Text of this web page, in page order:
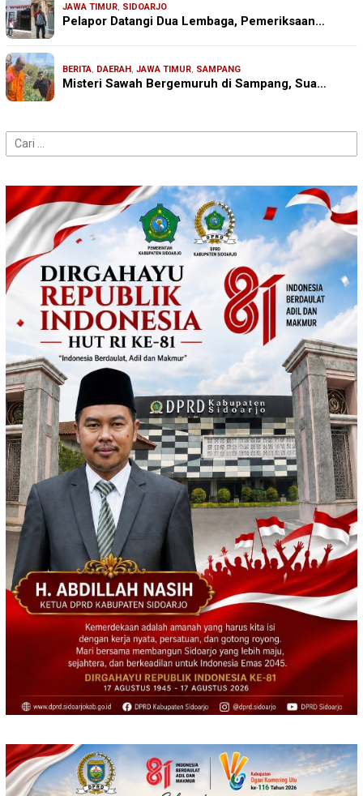
JAWA TIMUR, SIDOARJO
Pelapor Datangi Dua Lembaga, Pemeriksaan…
BERITA, DAERAH, JAWA TIMUR, SAMPANG
Misteri Sawah Bergemuruh di Sampang, Sua…
Cari
untuk: